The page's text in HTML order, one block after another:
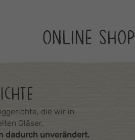
ONLINE SHOP
die wir in
Gläser.
dadurch unverändert.